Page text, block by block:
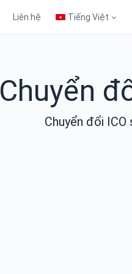
Liên hệ Tiếng Việt
Chuyển
Chuyển đổi